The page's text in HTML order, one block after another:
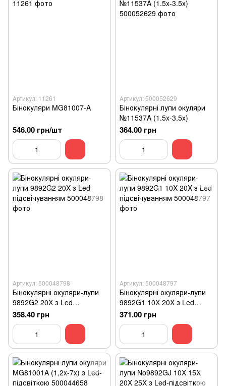
Артикул: 11261
Бінокуляри MG81007-A
546.00 грн/шт
Артикул: 500052629
Бінокулярні лупи окуляри
№11537A (1.5x-3.5x)
364.00 грн
Артикул: 500048798
Бінокулярні окуляри-лупи
9892G2 20X з Led
підсвічуванням
358.40 грн
Артикул: 500048797
Бінокулярні окуляри-лупи
9892G1 10X 20X з Led
підсвічуванням
371.00 грн